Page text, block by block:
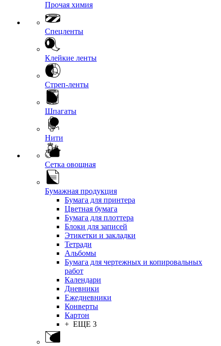
Прочая химия
Спецленты
Клейкие ленты
Стреп-ленты
Шпагаты
Нити
Сетка овощная
Бумажная продукция
Бумага для принтера
Цветная бумага
Бумага для плоттера
Блоки для записей
Этикетки и закладки
Тетради
Альбомы
Бумага для чертежных и копировальных
работ
Календари
Дневники
Ежедневники
Конверты
Картон
+ ЕЩЕ 3